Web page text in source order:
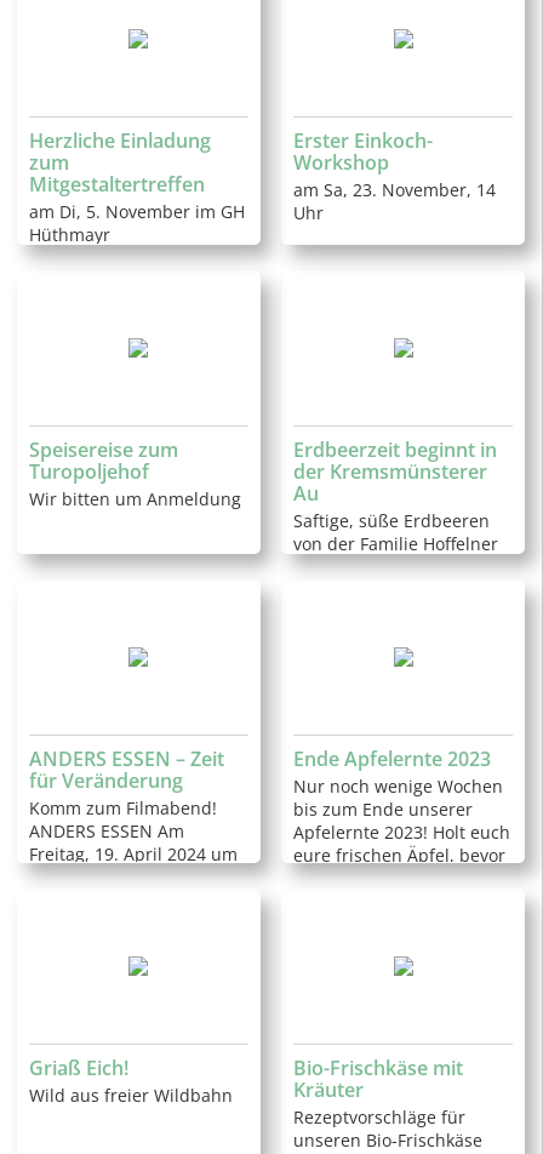
Herzliche Einladung
zum
Mitgestaltertreffen
am Di, 5. November im GH
Hüthmayr
Erster Einkoch-
Workshop
am Sa, 23. November, 14
Uhr
Speisereise zum
Turopoljehof
Wir bitten um Anmeldung
Erdbeerzeit beginnt in
der Kremsmünsterer
Au
Saftige, süße Erdbeeren
von der Familie Hoffelner
ANDERS ESSEN – Zeit
für Veränderung
Komm zum Filmabend!
ANDERS ESSEN Am
Freitag, 19. April 2024 um
18:30 Uhr wird im
Ende Apfelernte 2023
Nur noch wenige Wochen
bis zum Ende unserer
Apfelernte 2023! Holt euch
eure frischen Äpfel, bevor
es Mitte April zu spät ist.
Griaß Eich!
Wild aus freier Wildbahn
Bio-Frischkäse mit
Kräuter
Rezeptvorschläge für
unseren Bio-Frischkäse